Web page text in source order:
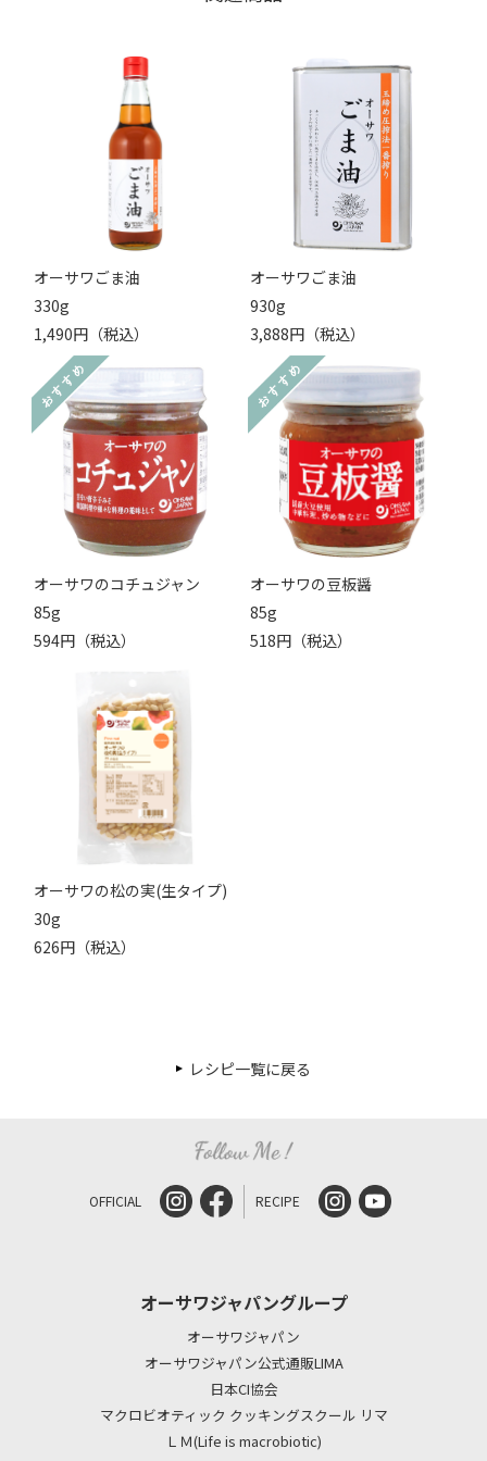
オーサワごま油
330g
1,490円（税込）
オーサワごま油
930g
3,888円（税込）
オーサワのコチュジャン
85g
594円（税込）
オーサワの豆板醤
85g
518円（税込）
オーサワの松の実(生タイプ)
30g
626円（税込）
レシピ一覧に戻る
OFFICIAL RECIPE
オーサワジャパングループ
オーサワジャパン
オーサワジャパン公式通販LIMA
日本CI協会
マクロビオティック クッキングスクール リマ
ＬＭ(Life is macrobiotic)